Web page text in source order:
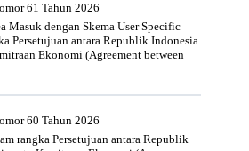
61 Tahun 2026
Masuk dengan Skema User Specific
Persetujuan antara Republik Indonesia
Ekonomi (Agreement between
60 Tahun 2026
rangka Persetujuan antara Republik